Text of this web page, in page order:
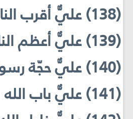
(138) عليٌّ أقرب الناس قرابةً
(139) عليٌّ أعظم الناس غنًى
(140) عليٌّ حجّة رسول الله
(141) عليٌّ باب الله